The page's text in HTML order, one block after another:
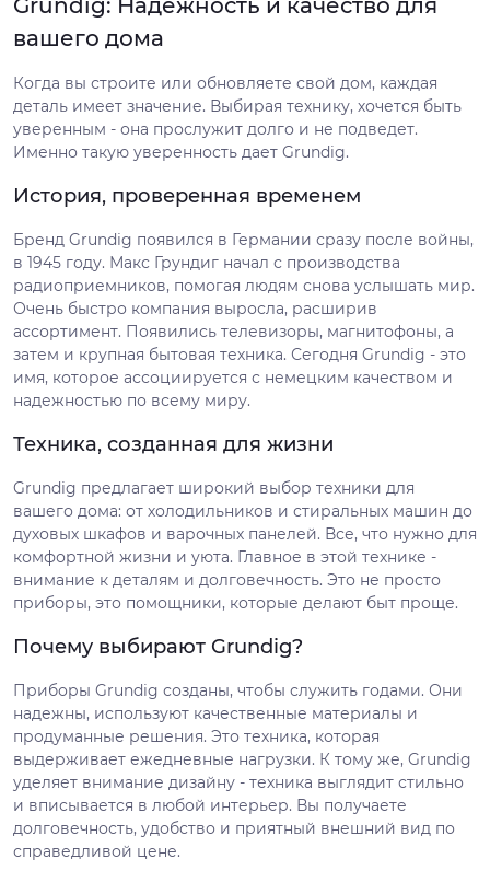
Grundig: Надежность и качество для
вашего дома
Когда вы строите или обновляете свой дом, каждая
деталь имеет значение. Выбирая технику, хочется быть
уверенным - она прослужит долго и не подведет.
Именно такую уверенность дает Grundig.
История, проверенная временем
Бренд Grundig появился в Германии сразу после войны,
в 1945 году. Макс Грундиг начал с производства
радиоприемников, помогая людям снова услышать мир.
Очень быстро компания выросла, расширив
ассортимент. Появились телевизоры, магнитофоны, а
затем и крупная бытовая техника. Сегодня Grundig - это
имя, которое ассоциируется с немецким качеством и
надежностью по всему миру.
Техника, созданная для жизни
Grundig предлагает широкий выбор техники для
вашего дома: от холодильников и стиральных машин до
духовых шкафов и варочных панелей. Все, что нужно для
комфортной жизни и уюта. Главное в этой технике -
внимание к деталям и долговечность. Это не просто
приборы, это помощники, которые делают быт проще.
Почему выбирают Grundig?
Приборы Grundig созданы, чтобы служить годами. Они
надежны, используют качественные материалы и
продуманные решения. Это техника, которая
выдерживает ежедневные нагрузки. К тому же, Grundig
уделяет внимание дизайну - техника выглядит стильно
и вписывается в любой интерьер. Вы получаете
долговечность, удобство и приятный внешний вид по
справедливой цене.